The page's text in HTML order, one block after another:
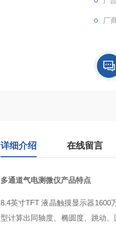
厂
详细介绍 在线留言
多通道气电测微仪产品特点
8.4英寸TFT 液晶触摸显示器
型计算出同轴度、椭圆度、跳动